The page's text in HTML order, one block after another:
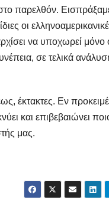
παρελθόν.
οι
να υποχωρεί μόνο
σε τελικά
έκτακτες. Εν
και επιβεβαιώνει
μας.